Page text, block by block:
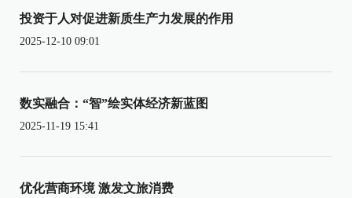
投资于人对促进新质生产力发展的作用
2025-12-10 09:01
数实融合：“智”绘实体经济新蓝图
2025-11-19 15:41
优化营商环境 激发文旅消费